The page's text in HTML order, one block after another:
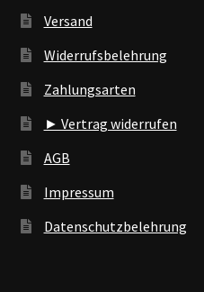
Versand
Widerrufsbelehrung
Zahlungsarten
► Vertrag widerrufen
AGB
Impressum
Datenschutzbelehrung